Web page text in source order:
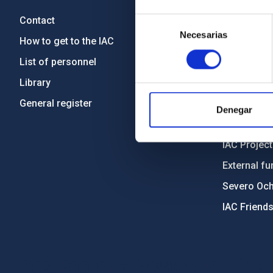
consentimiento
Necesarias
Denegar
Contact
How to get to the IAC
List of personnel
Library
General register
Gender
Forever
IAC
External
Severo
IAC Friends